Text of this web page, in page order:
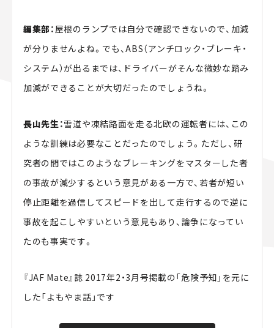
編集部：屋根のランプでは自分で確認できないので、加減
が分りませんよね。でも、ABS（アンチロック・ブレーキ・
システム）が出るまでは、ドライバーがそんな微妙な踏み
加減ができることが大切だったのでしょうね。
長山先生：雪道や凍結路面を走る北欧の運転者には、この
ような訓練は必要なことだったのでしょう。ただし、研
究者の間ではこのようなブレーキングをマスターした者
の事故が減少するという意見がある一方で、若者が短い
停止距離を過信してスピードを出して走行するので逆に
事故を起こしやすいという意見もあり、論争になってい
たのも事実です。
『JAF Mate』誌 2017年2・3月号掲載の「危険予知」を元に
した「よもやま話」です